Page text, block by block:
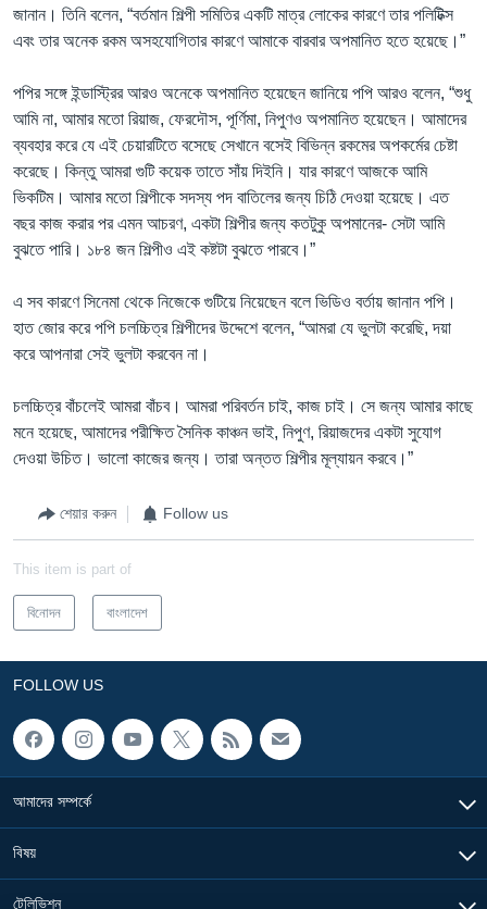
জানান। তিনি বলেন, “বর্তমান শিল্পী সমিতির একটি মাত্র লোকের কারণে তার পলিটিক্স
এবং তার অনেক রকম অসহযোগিতার কারণে আমাকে বারবার অপমানিত হতে হয়েছে।”
পপির সঙ্গে ইন্ডাস্ট্রির আরও অনেকে অপমানিত হয়েছেন জানিয়ে পপি আরও বলেন, “শুধু
আমি না, আমার মতো রিয়াজ, ফেরদৌস, পূর্ণিমা, নিপুণও অপমানিত হয়েছেন। আমাদের
ব্যবহার করে যে এই চেয়ারটিতে বসেছে সেখানে বসেই বিভিন্ন রকমের অপকর্মের চেষ্টা
করেছে। কিন্তু আমরা গুটি কয়েক তাতে সাঁয় দিইনি। যার কারণে আজকে আমি
ভিকটিম। আমার মতো শিল্পীকে সদস্য পদ বাতিলের জন্য চিঠি দেওয়া হয়েছে। এত
বছর কাজ করার পর এমন আচরণ, একটা শিল্পীর জন্য কতটুকু অপমানের- সেটা আমি
বুঝতে পারি। ১৮৪ জন শিল্পীও এই কষ্টটা বুঝতে পারবে।”
এ সব কারণে সিনেমা থেকে নিজেকে গুটিয়ে নিয়েছেন বলে ভিডিও বর্তায় জানান পপি।
হাত জোর করে পপি চলচ্চিত্র শিল্পীদের উদ্দেশে বলেন, “আমরা যে ভুলটা করেছি, দয়া
করে আপনারা সেই ভুলটা করবেন না।
চলচ্চিত্র বাঁচলেই আমরা বাঁচব। আমরা পরিবর্তন চাই, কাজ চাই। সে জন্য আমার কাছে
মনে হয়েছে, আমাদের পরীক্ষিত সৈনিক কাঞ্চন ভাই, নিপুণ, রিয়াজদের একটা সুযোগ
দেওয়া উচিত। ভালো কাজের জন্য। তারা অন্তত শিল্পীর মূল্যায়ন করবে।”
শেয়ার করুন Follow us
This item is part of
বিনোদন বাংলাদেশ
FOLLOW US
আমাদের সম্পর্কে
বিষয়
টেলিভিশন